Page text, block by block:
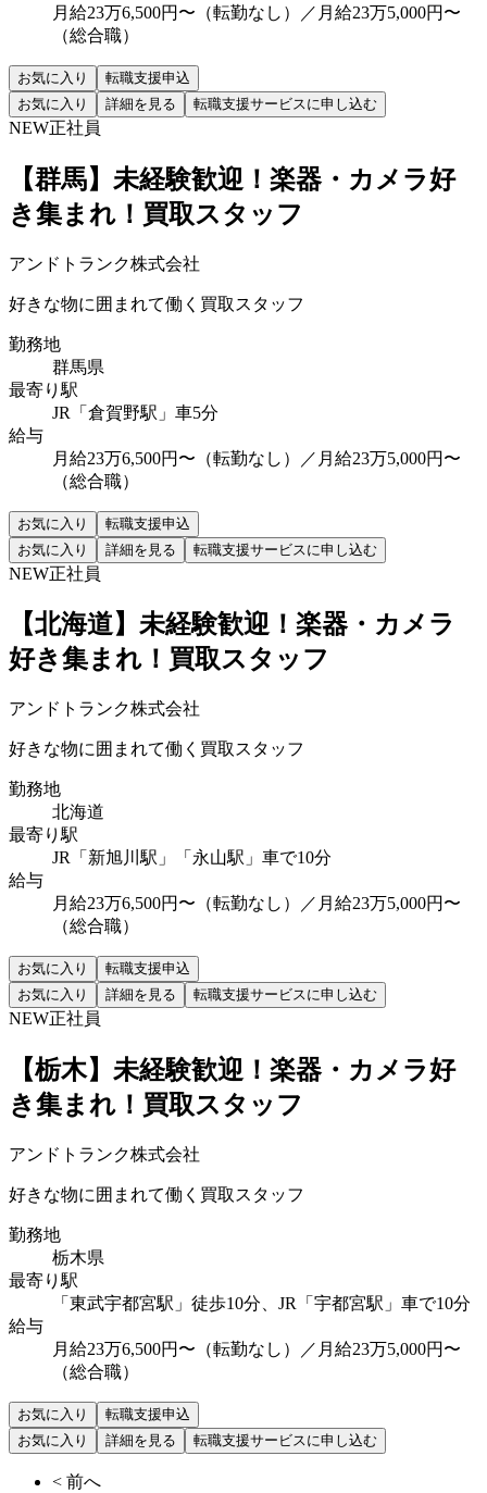
月給23万6,500円〜（転勤なし）／月給23万5,000円〜
（総合職）
お気に入り
転職支援申込
お気に入り
詳細を見る 転職支援サービスに申し込む
NEW正社員
【群馬】未経験歓迎！楽器・カメラ好
き集まれ！買取スタッフ
アンドトランク株式会社
好きな物に囲まれて働く買取スタッフ
勤務地
群馬県
最寄り駅
JR「倉賀野駅」車5分
給与
月給23万6,500円〜（転勤なし）／月給23万5,000円〜
（総合職）
お気に入り
転職支援申込
お気に入り
詳細を見る 転職支援サービスに申し込む
NEW正社員
【北海道】未経験歓迎！楽器・カメラ
好き集まれ！買取スタッフ
アンドトランク株式会社
好きな物に囲まれて働く買取スタッフ
勤務地
北海道
最寄り駅
JR「新旭川駅」「永山駅」車で10分
給与
月給23万6,500円〜（転勤なし）／月給23万5,000円〜
（総合職）
お気に入り
転職支援申込
お気に入り
詳細を見る 転職支援サービスに申し込む
NEW正社員
【栃木】未経験歓迎！楽器・カメラ好
き集まれ！買取スタッフ
アンドトランク株式会社
好きな物に囲まれて働く買取スタッフ
勤務地
栃木県
最寄り駅
「東武宇都宮駅」徒歩10分、JR「宇都宮駅」車で10分
給与
月給23万6,500円〜（転勤なし）／月給23万5,000円〜
（総合職）
お気に入り
転職支援申込
お気に入り
詳細を見る 転職支援サービスに申し込む
< 前へ